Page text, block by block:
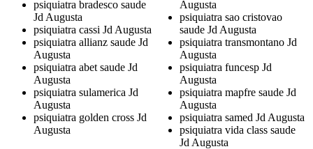
psiquiatra bradesco saude
Jd Augusta
psiquiatra cassi Jd Augusta
psiquiatra allianz saude Jd
Augusta
psiquiatra abet saude Jd
Augusta
psiquiatra sulamerica Jd
Augusta
psiquiatra golden cross Jd
Augusta
Augusta
psiquiatra sao cristovao
saude Jd Augusta
psiquiatra transmontano Jd
Augusta
psiquiatra funcesp Jd
Augusta
psiquiatra mapfre saude Jd
Augusta
psiquiatra samed Jd Augusta
psiquiatra vida class saude
Jd Augusta